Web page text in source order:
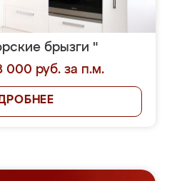
брызги "
000 руб. за п.м.